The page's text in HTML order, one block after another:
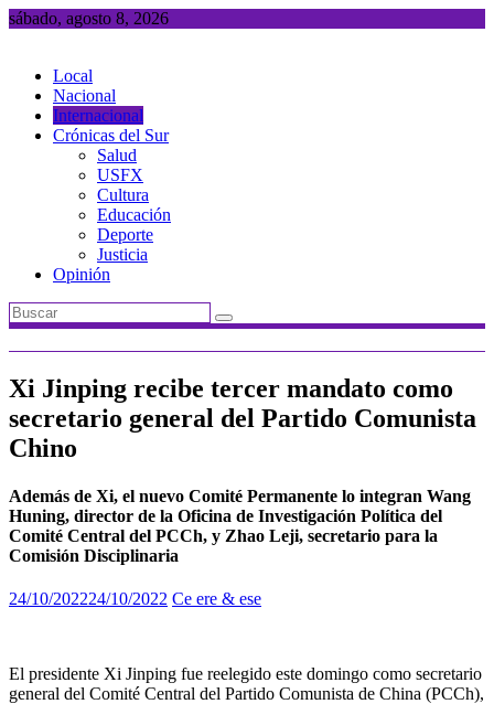
Saltar
sábado, agosto 8, 2026
Local
Nacional
Internacional
Crónicas del Sur
Salud
USFX
Cultura
Educación
Deporte
Justicia
Opinión
Xi Jinping recibe tercer mandato como
secretario general del Partido Comunista
Chino
Además de Xi, el nuevo Comité Permanente lo integran Wang
Huning, director de la Oficina de Investigación Política del
Comité Central del PCCh, y Zhao Leji, secretario para la
Comisión Disciplinaria
24/10/202224/10/2022 Ce ere & ese
El presidente Xi Jinping fue reelegido este domingo como secretario
general del Comité Central del Partido Comunista de China (PCCh),